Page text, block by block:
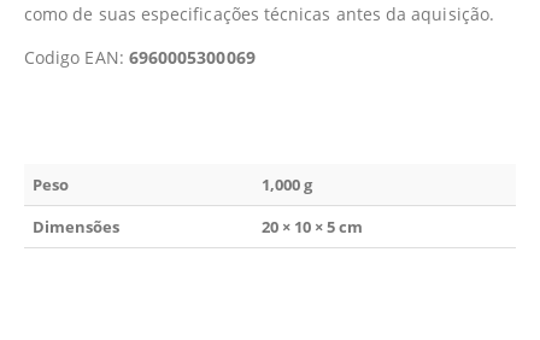
como de suas especificações técnicas antes da aquisição.
Codigo EAN: 6960005300069
Peso
1,000 g
Dimensões
20 × 10 × 5 cm